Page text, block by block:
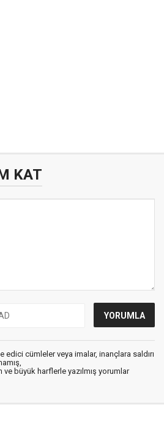
KAT
edici cümleler veya imalar, inançlara saldırı
ve büyük harflerle yazılmış yorumlar